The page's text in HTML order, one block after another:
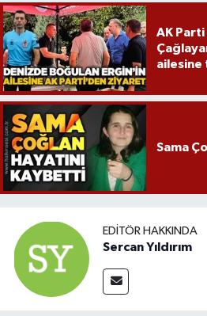
AK Parti
ailesine
Sama
EDITÖR HAKKINDA
Sercan Yıldırım